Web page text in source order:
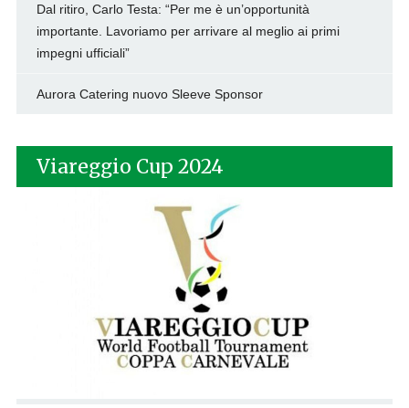
Dal ritiro, Carlo Testa: “Per me è un’opportunità
importante. Lavoriamo per arrivare al meglio ai primi
impegni ufficiali”
Aurora Catering nuovo Sleeve Sponsor
Viareggio Cup 2024